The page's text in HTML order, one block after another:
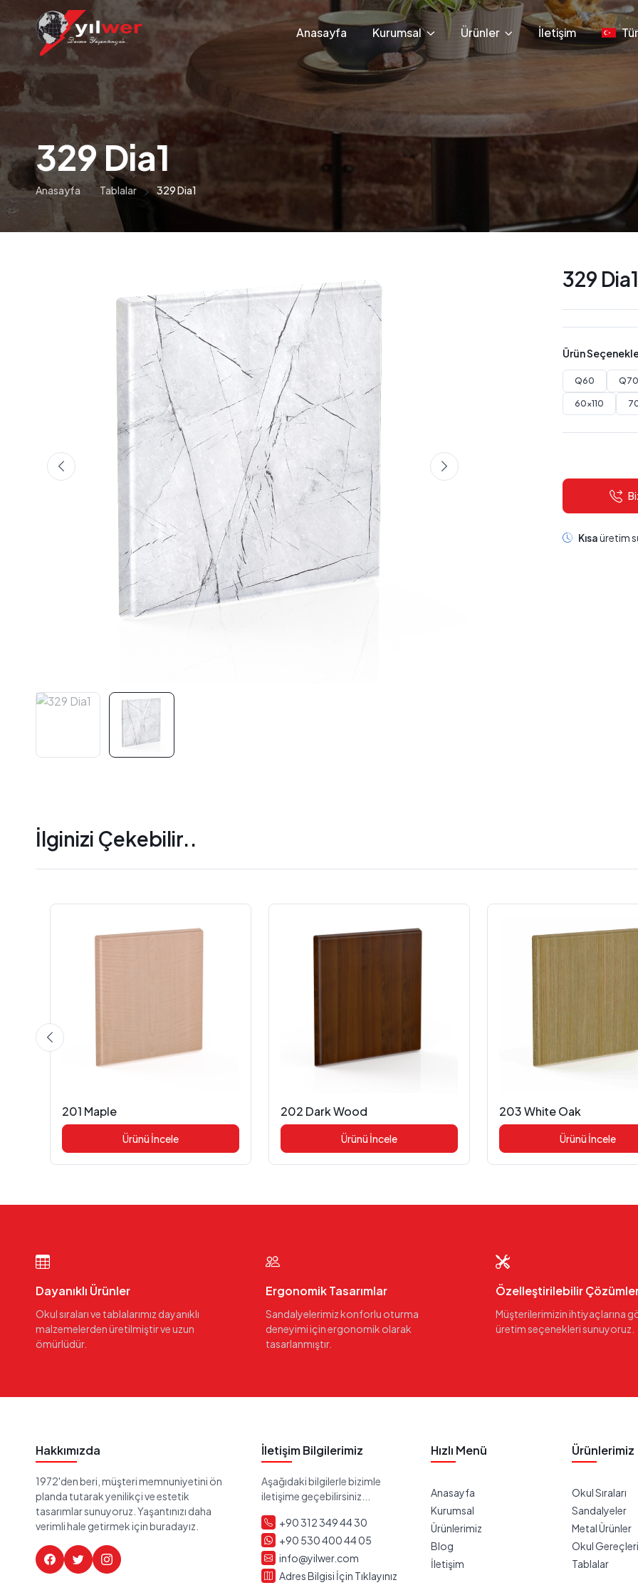
Anasayfa Kurumsal Ürünler İletişim
329 Dia1
Anasayfa Tablalar 329 Dia1
329 Dia1
Ürün
Q60 Q70
60x110
Kısaüretim
İlginizi Çekebilir..
201 Maple
Ürünü İncele
202 Dark Wood
Ürünü İncele
203 White Oak
Ürünü İncele
Dayanıklı Ürünler
Okul sıraları ve tablalarımız dayanıklı
malzemelerden üretilmiştir ve uzun
ömürlüdür.
Ergonomik Tasarımlar
Sandalyelerimiz konforlu oturma
deneyimi için ergonomik olarak
tasarlanmıştır.
Özelleştirilebilir
Müşterilerimizin ihtiyaçlarına
üretim seçenekleri sunuyoruz.
Hakkımızda
1972'den beri, müşteri memnuniyetini ön
planda tutarak yenilikçi ve estetik
tasarımlar sunuyoruz. Yaşantınızı daha
verimli hale getirmek için buradayız.
İletişim Bilgilerimiz
Aşağıdaki bilgilerle bizimle
iletişime geçebilirsiniz...
+90 312 349 44 30
+90 530 400 44 05
info@yilwer.com
Adres Bilgisi İçin Tıklayınız
Hızlı Menü
Anasayfa
Kurumsal
Ürünlerimiz
Blog
İletişim
Ürünlerimiz
Okul Sıraları
Sandalyeler
Metal Ürünler
Okul Gereçleri
Tablalar